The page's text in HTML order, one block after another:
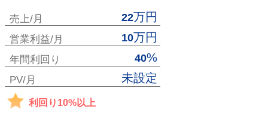
売上/月 22万円
営業利益/月 10万円
年間利回り 40%
PV/月 未設定
利回り10%以上